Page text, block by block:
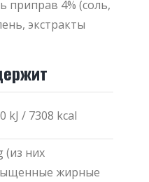
приправ 4% (соль,
экстракты
kJ / 7308 kcal
(из них
жирные